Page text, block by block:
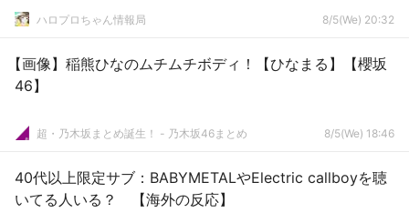
ハロプロちゃん情報局 8/5(We) 20:32
【画像】稲熊ひなのムチムチボディ！【ひなまる】【櫻坂
46】
超・乃木坂まとめ誕生！ - 乃木坂46まとめ 8/5(We) 18:46
40代以上限定サブ：BABYMETALやElectric callboyを聴
いてる人いる？ 【海外の反応】